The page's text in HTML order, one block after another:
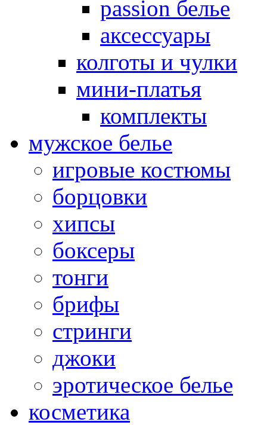
passion белье
аксессуары
колготы и чулки
мини-платья
комплекты
мужское белье
игровые костюмы
борцовки
хипсы
боксеры
тонги
брифы
стринги
джоки
эротическое белье
косметика